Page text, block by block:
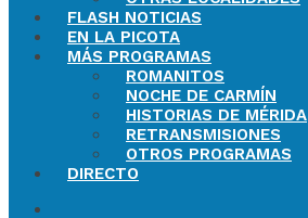
FLASH NOTICIAS
EN LA PICOTA
MÁS PROGRAMAS
ROMANITOS
NOCHE DE CARMÍN
HISTORIAS DE MÉRIDA
RETRANSMISIONES
OTROS PROGRAMAS
DIRECTO